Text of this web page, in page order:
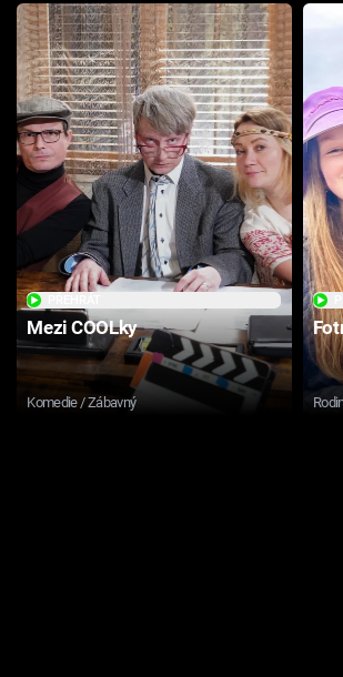
Mezi COOLky
Komedie / Zábavný